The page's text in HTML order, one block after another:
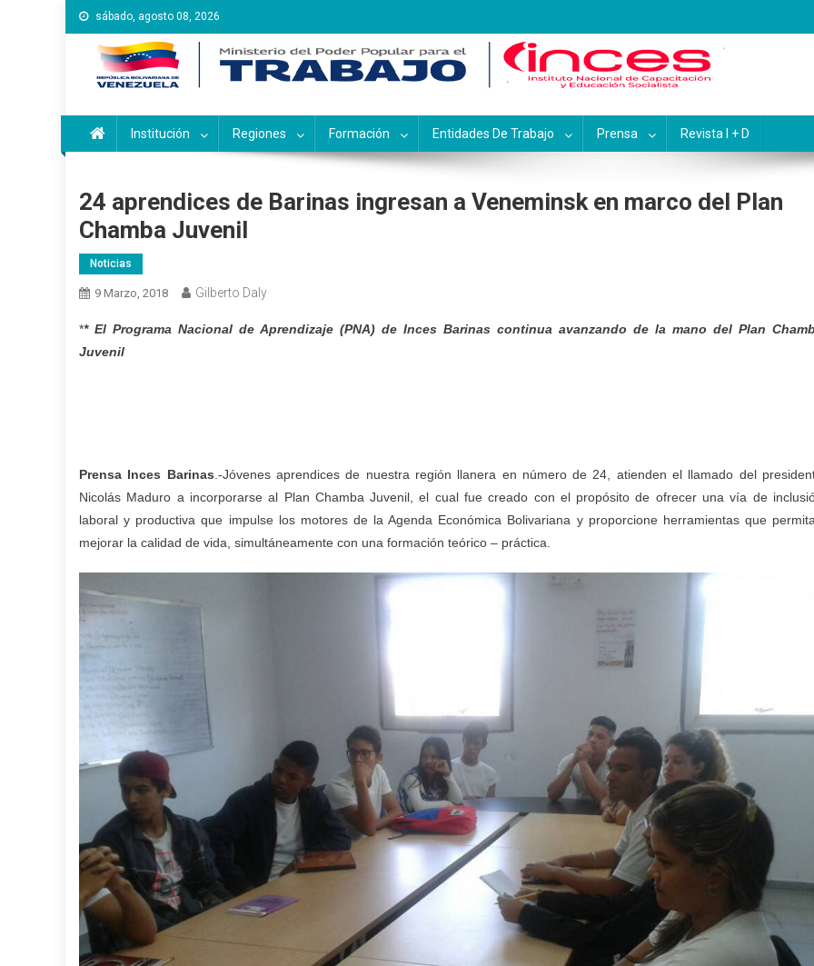
Saltar
al
contenido
sábado, agosto 08, 2026
Instituto Nacional de Capacitación y Educación
Inces
Institución Regiones Formación Entidades De Trabajo Prensa Revista I + D
24 aprendices de Barinas ingresan a Veneminsk en marco del Plan
Chamba Juvenil
Noticias
9 Marzo, 2018 Gilberto Daly
** El Programa Nacional de Aprendizaje (PNA) de Inces Barinas continua avanzando de la mano del Plan
Juvenil
Prensa Inces Barinas .-Jóvenes aprendices de nuestra región llanera en número de 24, atienden el llamado del
Nicolás Maduro a incorporarse al Plan Chamba Juvenil, el cual fue creado con el propósito de ofrecer una vía de
laboral y productiva que impulse los motores de la Agenda Económica Bolivariana y proporcione herramientas que
mejorar la calidad de vida, simultáneamente con una formación teórico – práctica.